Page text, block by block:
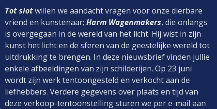
Tot slotwillen we aandacht vragen voor onze dierbare
vriend en kunstenaar; Harm Wagenmakers, die onlangs
is overgegaan in de wereld van het licht. Hij wist in zijn
kunst het licht en de sferen van de geestelijke wereld tot
uitdrukking te brengen. In deze nieuwsbrief vinden jullie
enkele afbeeldingen van zijn schilderijen. Op 23 juni
wordt zijn werk tentoongesteld en verkocht aan de
liefhebbers. Verdere gegevens over plaats en tijd van
deze verkoop-tentoonstelling sturen we per e-mail aan